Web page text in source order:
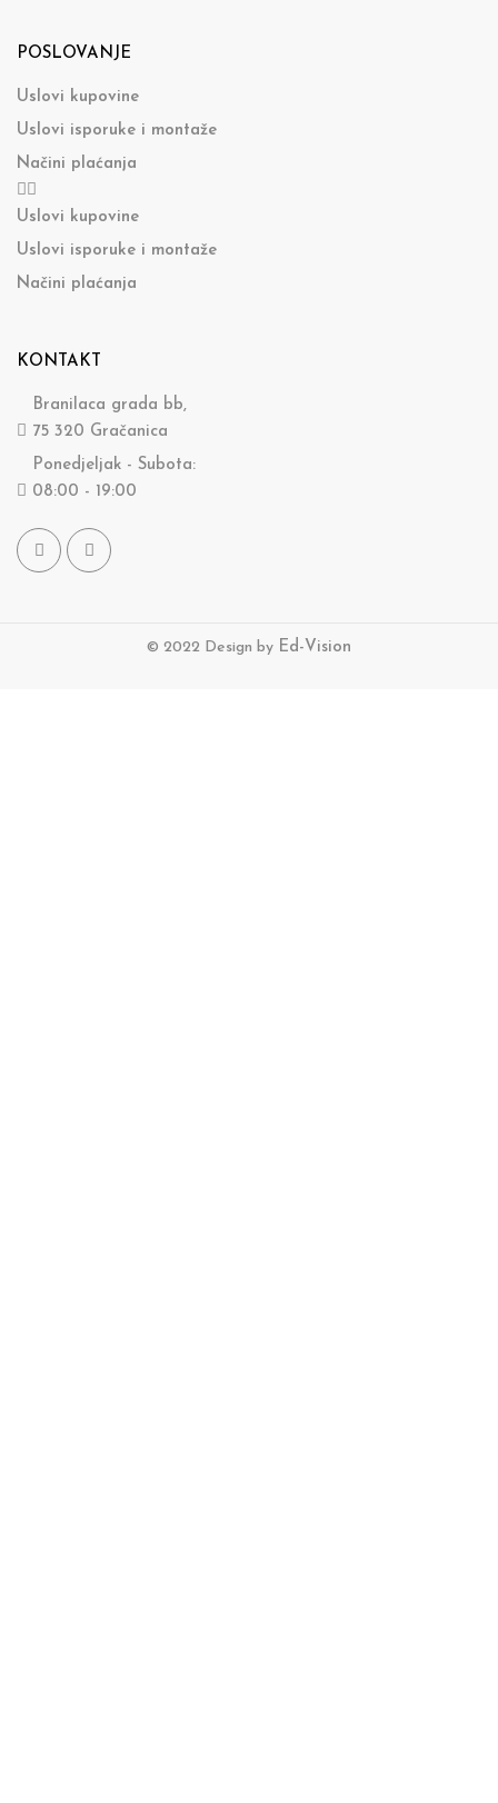
POSLOVANJE
Uslovi kupovine
Uslovi isporuke i montaže
Načini plaćanja
Uslovi kupovine
Uslovi isporuke i montaže
Načini plaćanja
KONTAKT
Branilaca grada bb,
75 320 Gračanica
Ponedjeljak - Subota:
08:00 - 19:00
© 2022 Design by Ed-Vision